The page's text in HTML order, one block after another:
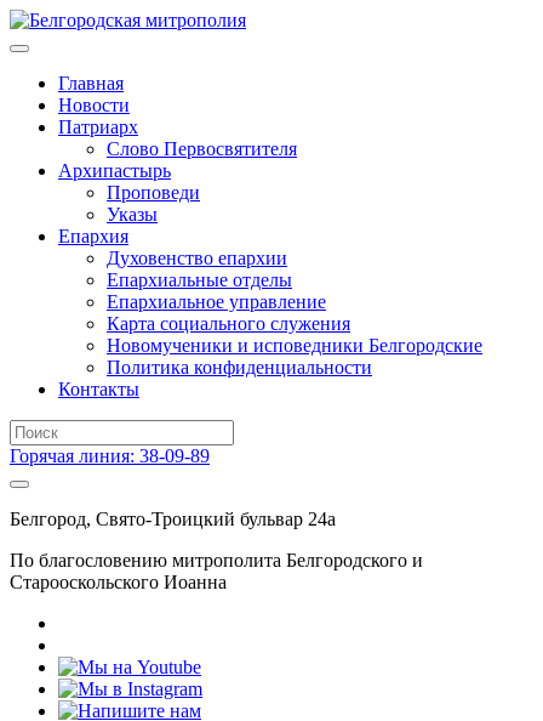
Главная
Новости
Патриарх
Слово Первосвятителя
Архипастырь
Проповеди
Указы
Епархия
Духовенство епархии
Епархиальные отделы
Епархиальное управление
Карта социального служения
Новомученики и исповедники Белгородские
Политика конфиденциальности
Контакты
Горячая линия: 38-09-89
Белгород, Свято-Троицкий бульвар 24а
По благословению митрополита Белгородского и
Старооскольского Иоанна